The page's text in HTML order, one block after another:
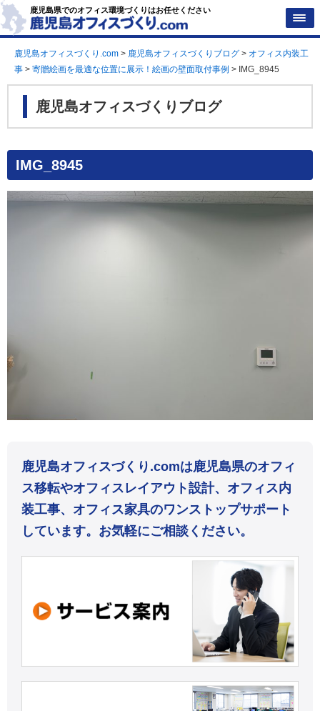
鹿児島県でのオフィス環境づくりはお任せください
鹿児島オフィスづくり.com > 鹿児島オフィスづくりブログ > オフィス内装工
事 > 寄贈絵画を最適な位置に展示！絵画の壁面取付事例 > IMG_8945
鹿児島オフィスづくりブログ
IMG_8945
鹿児島オフィスづくり.comは鹿児島県のオフィ
ス移転やオフィスレイアウト設計、オフィス内
装工事、オフィス家具のワンストップサポート
しています。お気軽にご相談ください。